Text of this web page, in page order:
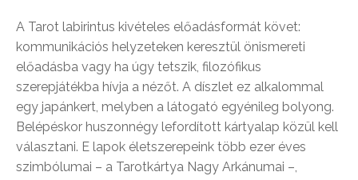
A Tarot labirintus kivételes előadásformát követ:
kommunikációs helyzeteken keresztül önismereti
előadásba vagy ha úgy tetszik, filozófikus
szerepjátékba hívja a nézőt. A díszlet ez alkalommal
egy japánkert, melyben a látogató egyénileg bolyong.
Belépéskor huszonnégy lefordított kártyalap közül kell
választani. E lapok életszerepeink több ezer éves
szimbólumai – a Tarotkártya Nagy Arkánumai –,